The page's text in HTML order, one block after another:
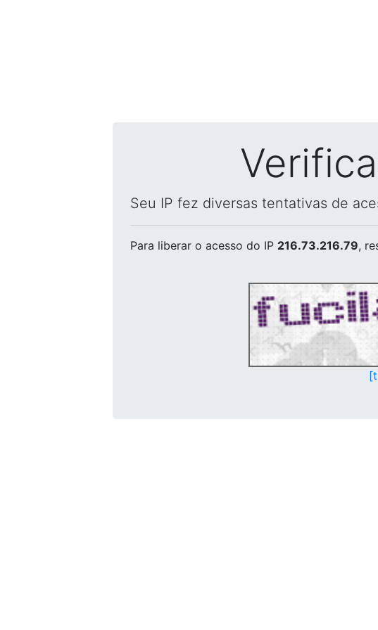
Seu IP fez diversas tentativas de
Para liberar o acesso do IP 216.73.216.79,